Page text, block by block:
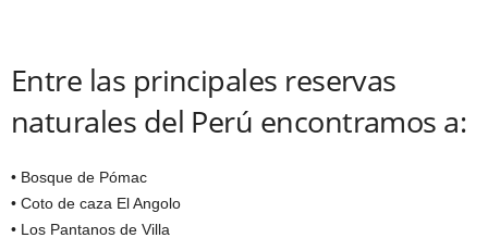
Entre las principales reservas
naturales del Perú encontramos a:
• Bosque de Pómac
• Coto de caza El Angolo
• Los Pantanos de Villa